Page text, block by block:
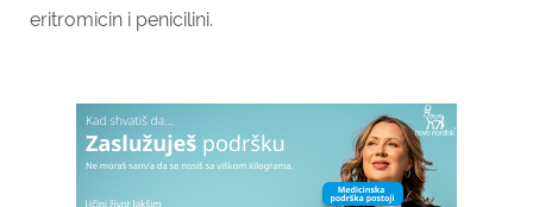
eritromicin i penicilini.